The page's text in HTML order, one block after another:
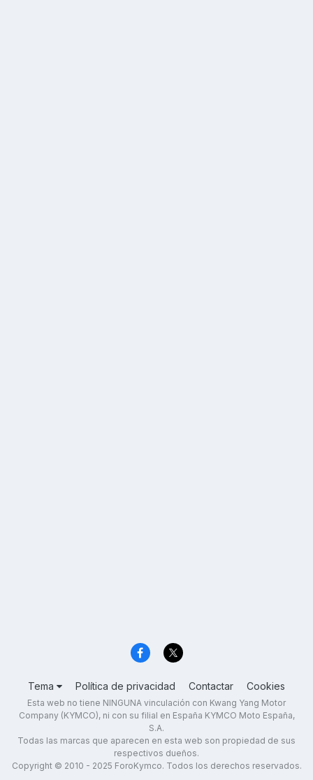
Tema Política de privacidad Contactar Cookies
Esta web no tiene NINGUNA vinculación con Kwang Yang Motor
Company (KYMCO), ni con su filial en España KYMCO Moto España,
S.A.
Todas las marcas que aparecen en esta web son propiedad de sus
respectivos dueños.
Copyright © 2010 - 2025 ForoKymco. Todos los derechos reservados.